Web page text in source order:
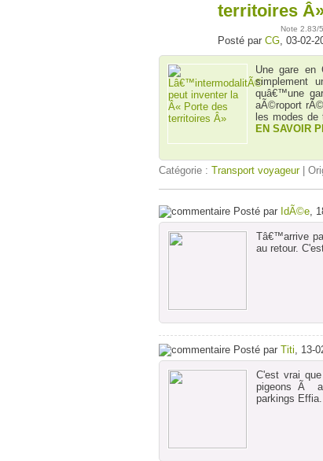
territoires
Note 2.83/
Posté par CG, 03-02-
Une gare en
simplement
quâ€™une
aÃ©roport
les modes
EN SAVOIR
Catégorie : Transport voyageur|
Posté par IdÃ©e,
Tâ€™arrive
au retour.
Posté par Titi, 13-
C'est vrai
pigeons Ã
parkings